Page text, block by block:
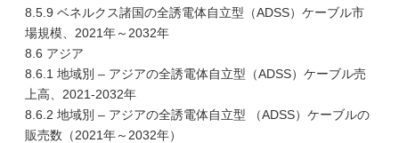
8.5.9 ベネルクス諸国の全誘電体自立型（ADSS）ケーブル市
場規模、2021年～2032年
8.6 アジア
8.6.1 地域別 – アジアの全誘電体自立型（ADSS）ケーブル売
上高、2021-2032年
8.6.2 地域別 – アジアの全誘電体自立型 （ADSS）ケーブルの
販売数（2021年～2032年）